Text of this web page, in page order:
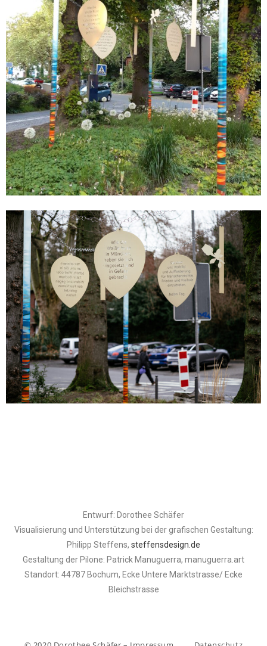
Entwurf: Dorothee Schäfer
Visualisierung und Unterstützung bei der grafischen Gestaltung:
Philipp Steffens, steffensdesign.de
Gestaltung der Pilone: Patrick Manuguerra, manuguerra.art
Standort: 44787 Bochum, Ecke Untere Marktstrasse/ Ecke
Bleichstrasse